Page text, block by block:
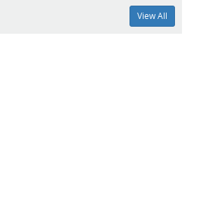
View All